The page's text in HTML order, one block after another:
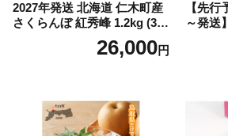
2027年発送 北海道 仁木町産
さくらんぼ 紅秀峰 1.2kg (300
g×4パック) Lサイズ以上 旬
桜桃 産地直送 サクランボ チ
26,000円
【先
～発送
g (Mサ
ス)
産 農
サイズ
ァー